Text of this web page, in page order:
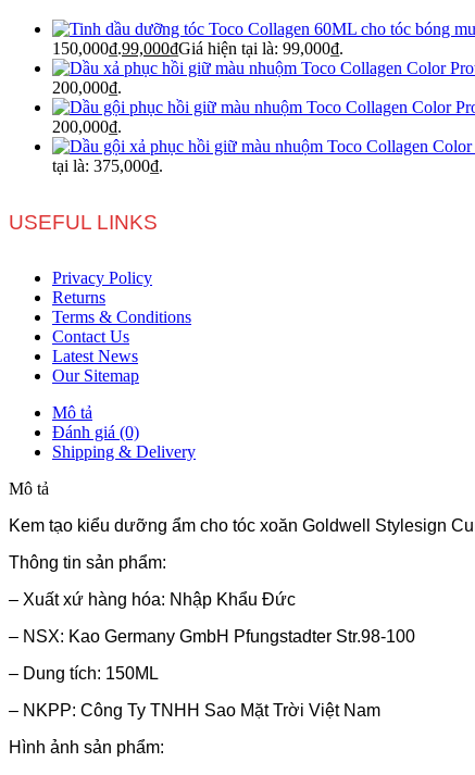
150,000₫.99,000₫Giá hiện tại là: 99,000₫.
200,000₫.
200,000₫.
tại là: 375,000₫.
USEFUL LINKS
Privacy Policy
Returns
Terms & Conditions
Contact Us
Latest News
Our Sitemap
Mô tả
Đánh giá (0)
Shipping & Delivery
Mô tả
Kem tạo kiểu dưỡng ẩm cho tóc xoăn Goldwell Stylesign
Thông tin sản phẩm:
– Xuất xứ hàng hóa: Nhập Khẩu Đức
– NSX: Kao Germany GmbH Pfungstadter Str.98-100
– Dung tích: 150ML
– NKPP: Công Ty TNHH Sao Mặt Trời Việt Nam
Hình ảnh sản phẩm: